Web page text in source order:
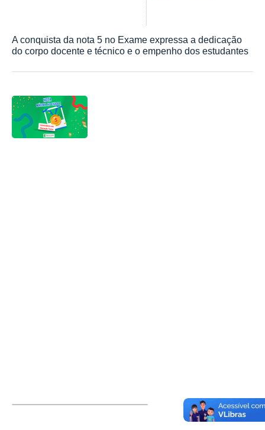
A conquista da nota 5 no Exame expressa a dedicação
do corpo docente e técnico e o empenho dos estudantes